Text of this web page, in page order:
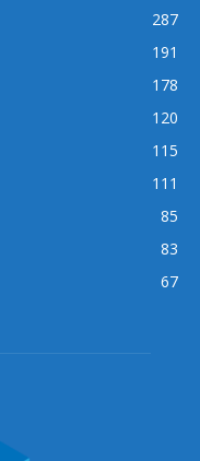
287
191
178
120
115
111
85
83
67